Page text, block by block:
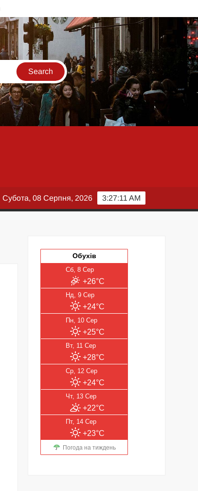
3:27:12 AM
Субота, 08 Серпня, 2026
Обухів
Сб, 8 Сер
+26°C
Нд, 9 Сер
+24°C
Пн, 10 Сер
+25°C
Вт, 11 Сер
+28°C
Ср, 12 Сер
+24°C
Чт, 13 Сер
+22°C
Пт, 14 Сер
+23°C
Погода на тиждень